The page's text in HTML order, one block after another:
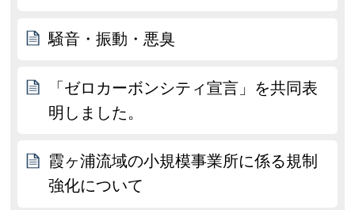
騒音・振動・悪臭
「ゼロカーボンシティ宣言」を共同表
明しました。
霞ヶ浦流域の小規模事業所に係る規制
強化について